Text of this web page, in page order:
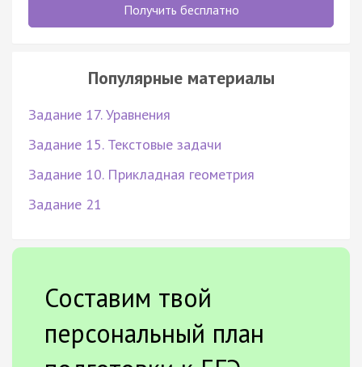
Получить бесплатно
Популярные материалы
Задание 17. Уравнения
Задание 15. Текстовые задачи
Задание 10. Прикладная геометрия
Задание 21
Составим твой
персональный план